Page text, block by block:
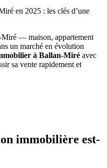
— maison, appartement
un marché en évolution
à Ballan-Miré avec
sa vente rapidement et
immobilière est-